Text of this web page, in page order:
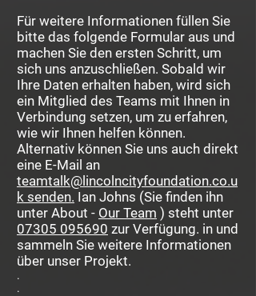
Für weitere Informationen füllen Sie
bitte das folgende Formular aus und
machen Sie den ersten Schritt, um
sich uns anzuschließen. Sobald wir
Ihre Daten erhalten haben, wird sich
ein Mitglied des Teams mit Ihnen in
Verbindung setzen, um zu erfahren,
wie wir Ihnen helfen können.
Alternativ können Sie uns auch direkt
eine E-Mail an
teamtalk@lincolncityfoundation.co.u
k senden. Ian Johns (Sie finden ihn
unter About - Our Team ) steht unter
07305 095690 zur Verfügung. in und
sammeln Sie weitere Informationen
über unser Projekt.
.
.